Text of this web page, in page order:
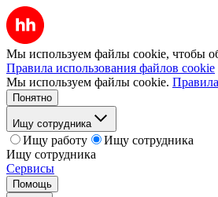
Мы используем файлы cookie, чтобы
Правила использования файлов cookie
Мы используем файлы cookie.
Понятно
Ищу сотрудника
Ищу работу
Ищу сотрудника
Ищу сотрудника
Сервисы
Помощь